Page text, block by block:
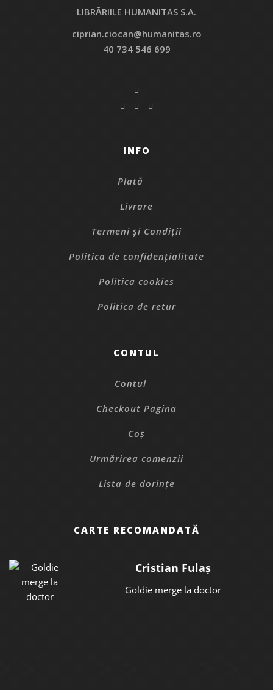
LIBRĂRIILE HUMANITAS S.A.
ciprian.ciocan@humanitas.ro
40 734 546 699
INFO
Plată
Livrare
Termeni și Condiții
Politica de confidențialitate
Politica cookies
Politica de retur
CONTUL
Contul
Checkout Pagina
Coș
Urmărirea comenzii
Lista de dorințe
CARTE RECOMANDATĂ
Cristian Fulaș
Goldie merge la doctor